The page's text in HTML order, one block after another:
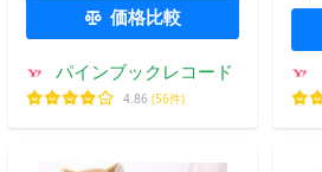
価格比較
パインブックレコード
4.86 (56件)